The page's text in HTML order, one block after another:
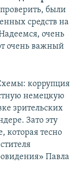
были
средств на
очень
очень важный
коррупция
немецкую
зрительских
Зато эту
которая тесно
Павла